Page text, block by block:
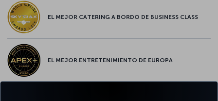
EL MEJOR CATERING A BORDO DE BUSINESS CLASS
EL MEJOR ENTRETENIMIENTO DE EUROPA